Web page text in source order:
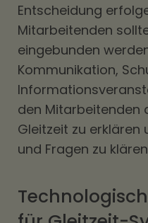
Entscheidung
Mitarbeitenden
eingebunden
Kommunikation,
den Mitarbeitenden
Gleitzeit zu erklären
und Fragen zu